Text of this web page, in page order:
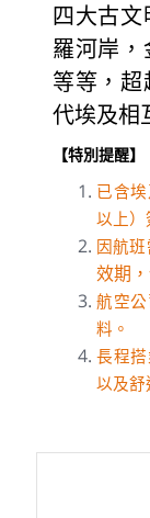
四大古
羅河岸
等等，
代埃及相
【特別提醒】
已含
以上）
因航
效期
航空
料。
長程
以及舒